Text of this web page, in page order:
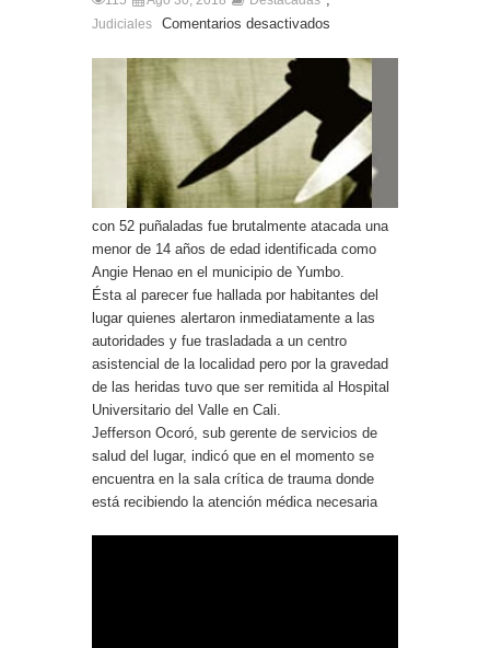
Judiciales Comentarios desactivados
con 52 puñaladas fue brutalmente atacada una
menor de 14 años de edad identificada como
Angie Henao en el municipio de Yumbo.
Ésta al parecer fue hallada por habitantes del
lugar quienes alertaron inmediatamente a las
autoridades y fue trasladada a un centro
asistencial de la localidad pero por la gravedad
de las heridas tuvo que ser remitida al Hospital
Universitario del Valle en Cali.
Jefferson Ocoró, sub gerente de servicios de
salud del lugar, indicó que en el momento se
encuentra en la sala crítica de trauma donde
está recibiendo la atención médica necesaria